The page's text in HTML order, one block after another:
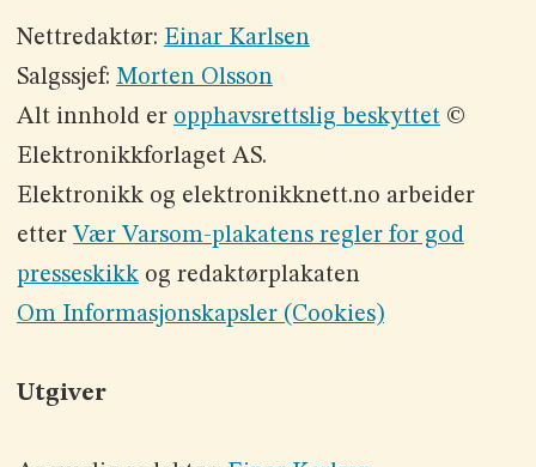
Nettredaktør: Einar Karlsen
Salgssjef: Morten Olsson
Alt innhold er opphavsrettslig beskyttet©
Elektronikkforlaget AS.
Elektronikk og elektronikknett.no arbeider
etter Vær Varsom-plakatens regler for god
presseskikkog redaktørplakaten
Om Informasjonskapsler (Cookies)
Utgiver